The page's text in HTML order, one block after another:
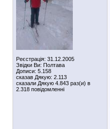
Реєстрація: 31.12.2005
Звідки Ви: Полтава
Дописи: 5.158
сказав Дякую: 2.113
сказали Дякую 4.843 раз(и) в
2.318 повідомленні